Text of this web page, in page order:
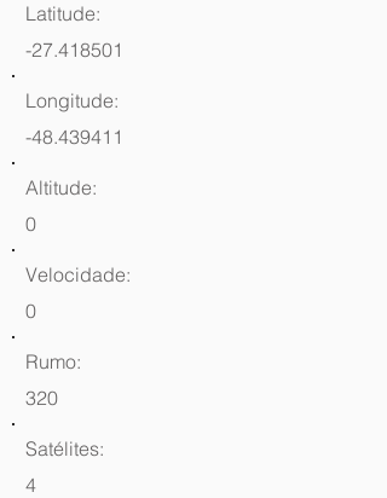
Latitude:
-27.418501
Longitude:
-48.439411
Altitude:
0
Velocidade:
0
Rumo:
320
Satélites:
4